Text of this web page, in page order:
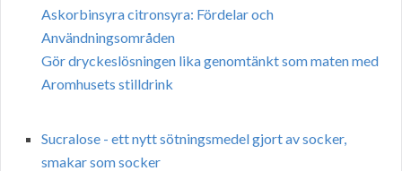
Askorbinsyra citronsyra: Fördelar och
Användningsområden
Gör dryckeslösningen lika genomtänkt som maten med
Aromhusets stilldrink
Sucralose - ett nytt sötningsmedel gjort av socker,
smakar som socker